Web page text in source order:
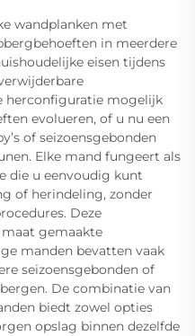
wandplanken met
in meerdere
eisen tijdens
herconfiguratie mogelijk
evolueren, of u nu een
of seizoensgebonden
Elke mand fungeert als
die u eenvoudig kunt
of herindeling, zonder
Deze
gemaakte
manden bevatten vaak
seizoensgebonden of
De combinatie van
biedt zowel opties
opslag binnen dezelfde